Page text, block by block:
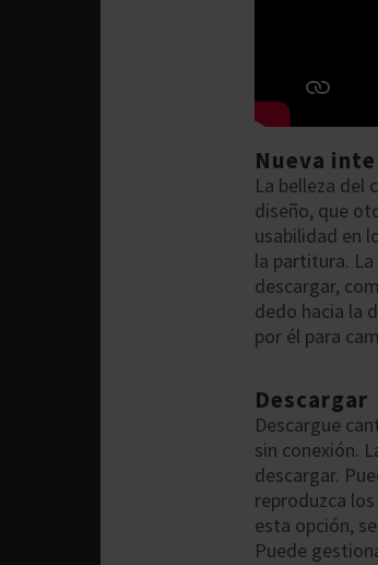
Nueva
La belleza del
diseño, que
usabilidad en
la partitura.
descargar,
dedo hacia la
por él para
Descargar
Descargue
sin conexión.
descargar.
reproduzca
esta opción,
Puede